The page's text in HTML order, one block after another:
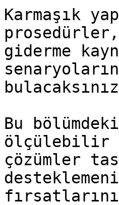
Karmaşık
giderme
Bu
ölçülebilir
çözümler